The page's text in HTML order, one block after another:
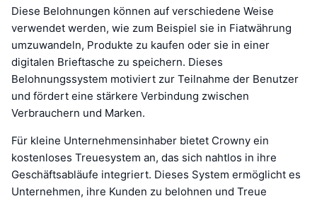
Diese Belohnungen können auf verschiedene Weise
verwendet werden, wie zum Beispiel sie in Fiatwährung
umzuwandeln, Produkte zu kaufen oder sie in einer
digitalen Brieftasche zu speichern. Dieses
Belohnungssystem motiviert zur Teilnahme der Benutzer
und fördert eine stärkere Verbindung zwischen
Verbrauchern und Marken.
Für kleine Unternehmensinhaber bietet Crowny ein
kostenloses Treuesystem an, das sich nahtlos in ihre
Geschäftsabläufe integriert. Dieses System ermöglicht es
Unternehmen, ihre Kunden zu belohnen und Treue